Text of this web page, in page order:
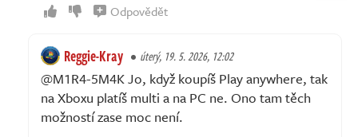
Odpovědět
Reggie-Kray úterý, 19. 5. 2026, 12:02
@M1R4-5M4K Jo, když koupíš Play anywhere, tak
na Xboxu platíš multi a na PC ne. Ono tam těch
možností zase moc není.